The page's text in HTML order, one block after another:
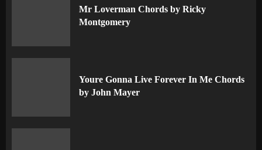
Mr Loverman Chords by Ricky
Montgomery
Youre Gonna Live Forever In Me Chords
by John Mayer